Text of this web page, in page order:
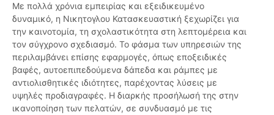
Με πολλά χρόνια εμπειρίας και εξειδικευμένο
δυναμικό, η Νικητογλου Κατασκευαστική ξεχωρίζει για
την καινοτομία, τη σχολαστικότητα στη λεπτομέρεια και
τον σύγχρονο σχεδιασμό. Το φάσμα των υπηρεσιών της
περιλαμβάνει επίσης εφαρμογές, όπως εποξειδικές
βαφές, αυτοεπιπεδούμενα δάπεδα και ράμπες με
αντιολισθητικές ιδιότητες, παρέχοντας λύσεις με
υψηλές προδιαγραφές. Η διαρκής προσήλωσή της στην
ικανοποίηση των πελατών, σε συνδυασμό με τις